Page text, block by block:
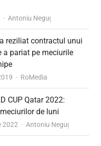
Author
Antoniu Neguț
reziliat contractul unui
a pariat pe meciurile
Author
RoMedia
CUP Qatar 2022:
de luni
2022 Author
Antoniu Neguț